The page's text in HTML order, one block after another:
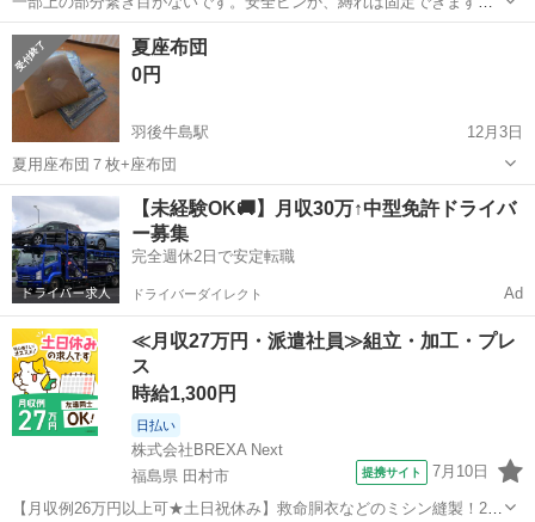
大曲まで来てもらえる方か、秋田駅、などでも対応可能かと思いま
す。
秋田 大仙市 大曲駅
夏座布団
0円
羽後牛島駅
12月3日
夏用座布団７枚+座布団
秋田 秋田市 羽後牛島駅 ファブリック、カバー
【未経験OK🚚】月収30万↑中型免許ドライバ
ー募集
完全週休2日で安定転職
ドライバーダイレクト Ad
≪月収27万円・派遣社員≫組立・加工・プレ
ス
時給1,300円
日払い
株式会社BREXA Next
福島県 田村市
提携サイト 7月10日
【月収例26万円以上可★土日祝休み】救命胴衣などのミシン縫製！20